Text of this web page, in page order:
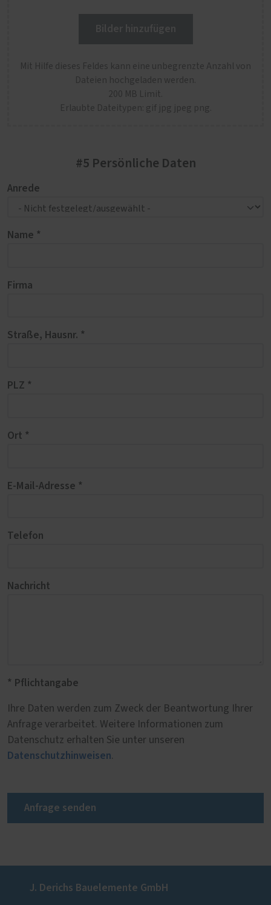
Mit Hilfe dieses Feldes kann eine unbegrenzte Anzahl von
Dateien hochgeladen werden.
200 MB Limit.
Erlaubte Dateitypen: gif jpg jpeg png.
#5 Persönliche Daten
Anrede
Name *
Firma
Straße, Hausnr. *
PLZ *
Ort *
E-Mail-Adresse *
Telefon
Nachricht
* Pflichtangabe
Ihre Daten werden zum Zweck der Beantwortung Ihrer
Anfrage verarbeitet. Weitere Informationen zum
Datenschutz erhalten Sie unter unseren
Datenschutzhinweisen.
Anfrage senden
J. Derichs Bauelemente GmbH